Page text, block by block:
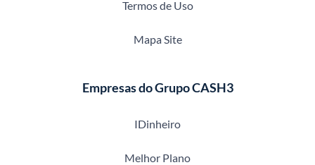
Termos de Uso
Mapa Site
Empresas do Grupo CASH3
IDinheiro
Melhor Plano